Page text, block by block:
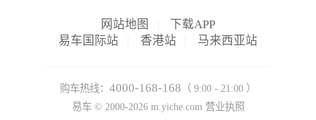
网站地图
下载APP
易车国际站
香港站 马来西亚站
购车热线： 4000-168-168 （ 9:00 - 21:00 ）
易车 © 2000-2026m.yiche.com 营业执照